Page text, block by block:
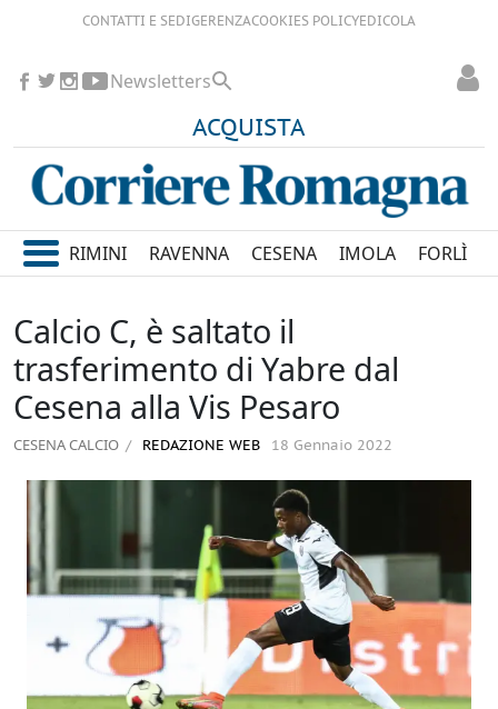
CONTATTI E SEDIGERENZACOOKIES POLICYEDICOLA
ACQUISTA
Newsletters
RIMINI RAVENNA CESENA IMOLA FORLÌ
Calcio C, è saltato il
trasferimento di Yabre dal
Cesena alla Vis Pesaro
CESENA CALCIO REDAZIONE WEB 18 Gennaio 2022